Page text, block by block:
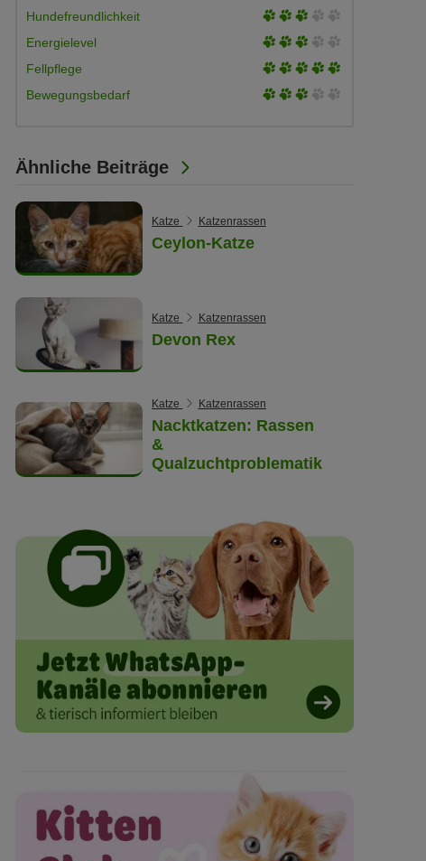
5
Hundefreundlichkeit
3
5
Energielevel
3
5
Fellpflege
3
5
Bewegungsbedarf
3
Ähnliche Beiträge
Katze Katzenrassen
Ceylon-Katze
Katze Katzenrassen
Devon Rex
Katze Katzenrassen
Nacktkatzen: Rassen
&
Qualzuchtproblematik